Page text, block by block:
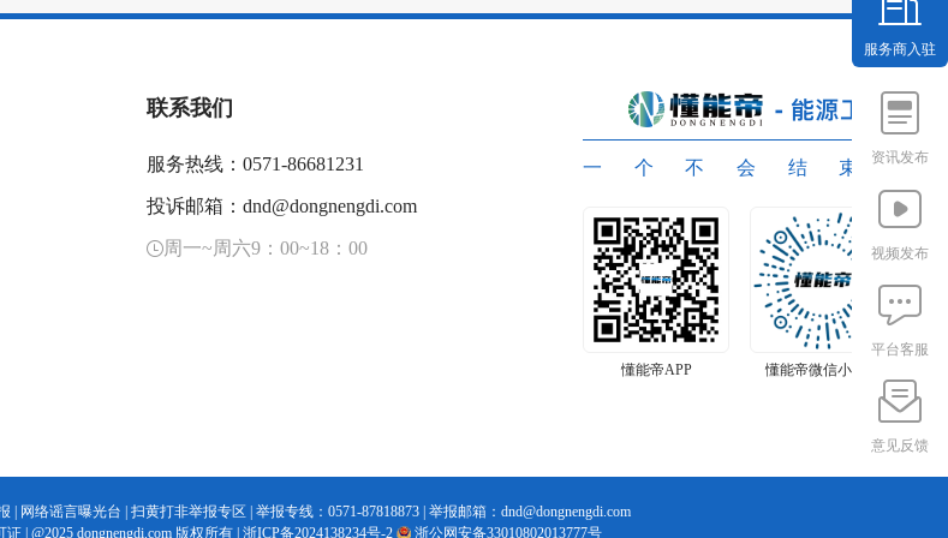
服务商入驻
资讯发布
视频发布
平台客服
意见反馈
联系我们
服务热线：0571-86681231
投诉邮箱：dnd@dongnengdi.com
周一~周六9：00~18：00
一个不会结束的
懂能帝APP 懂能帝微信小程序
网络谣言曝光台 扫黄打非举报专区 | 举报专线：0571-87818873 | 举报邮箱：dnd@dongnengdi.com
证 @2025 dongnengdi.com 版权所有 | 浙ICP备2024138234号-2 浙公网安备33010802013777号